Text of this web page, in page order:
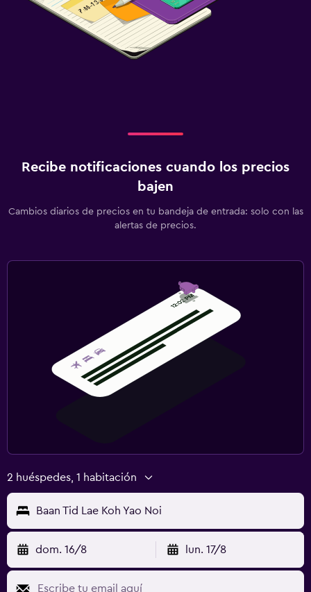
Recibe notificaciones cuando los precios
bajen
Cambios diarios de precios en tu bandeja de entrada: solo con las
alertas de precios.
2 huéspedes, 1 habitación
Baan Tid Lae Koh Yao Noi
dom. 16/8 lun. 17/8